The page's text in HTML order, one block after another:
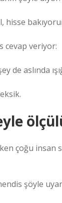
hisse
cevap veriyor:
de aslında
çoğu
şöyle